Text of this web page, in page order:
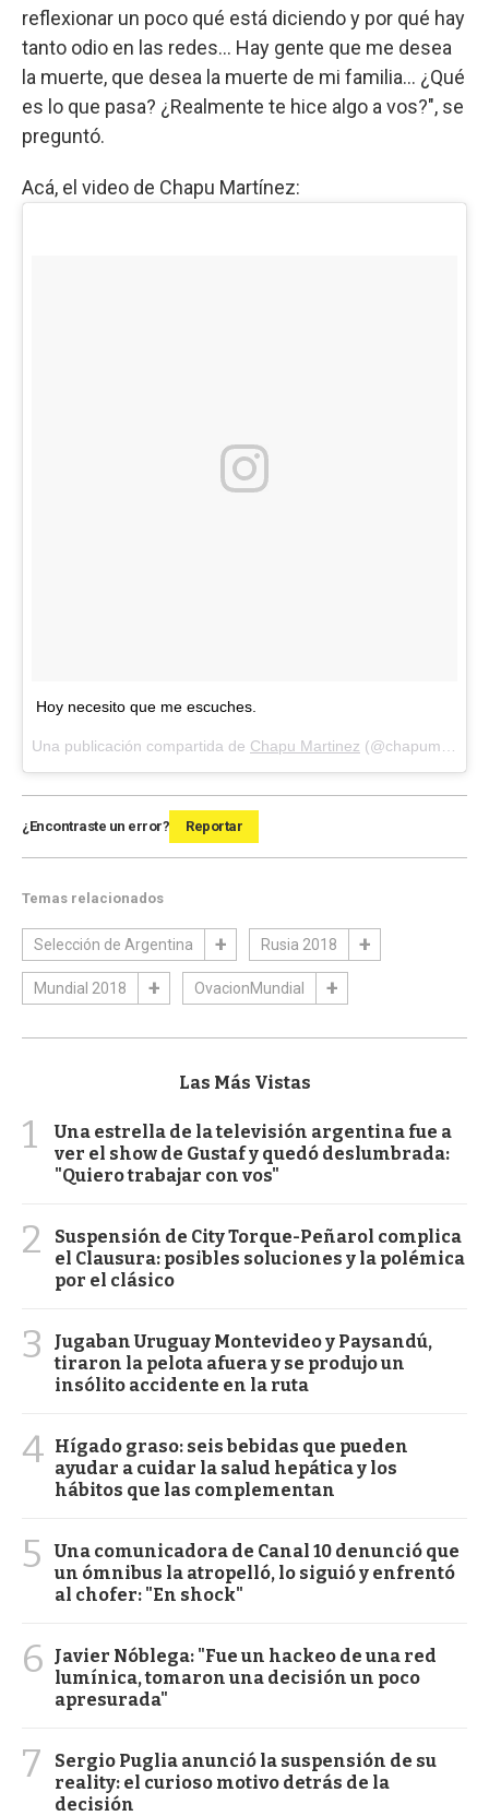
reflexionar un poco qué está diciendo y por qué hay
tanto odio en las redes... Hay gente que me desea
la muerte, que desea la muerte de mi familia... ¿Qué
es lo que pasa? ¿Realmente te hice algo a vos?", se
preguntó.
Acá, el video de Chapu Martínez:
Hoy necesito que me escuches.
Una publicación compartida de Chapu Martinez (@chapumartinez) el
¿Encontraste un error? Reportar
Temas relacionados
Selección de Argentina Rusia 2018
Mundial 2018 OvacionMundial
Las Más Vistas
1
Una estrella de la televisión argentina fue a
ver el show de Gustaf y quedó deslumbrada:
"Quiero trabajar con vos"
2
Suspensión de City Torque-Peñarol complica
el Clausura: posibles soluciones y la polémica
por el clásico
3
Jugaban Uruguay Montevideo y Paysandú,
tiraron la pelota afuera y se produjo un
insólito accidente en la ruta
4 Hígado graso: seis bebidas que pueden
ayudar a cuidar la salud hepática y los
hábitos que las complementan
5
Una comunicadora de Canal 10 denunció que
un ómnibus la atropelló, lo siguió y enfrentó
al chofer: "En shock"
6
Javier Nóblega: "Fue un hackeo de una red
lumínica, tomaron una decisión un poco
apresurada"
7
Sergio Puglia anunció la suspensión de su
reality: el curioso motivo detrás de la
decisión